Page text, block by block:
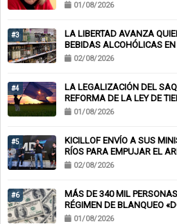
01/08/2026
#3
LA LIBERTAD AVANZA
BEBIDAS ALCOHÓLICAS
02/08/2026
#4
LA LEGALIZACIÓN DEL
REFORMA DE LA LEY DE
01/08/2026
#5
KICILLOF ENVÍO A SUS
RÍOS PARA EMPUJAR EL
02/08/2026
#6
MÁS DE 340 MIL
RÉGIMEN DE BLANQUEO
01/08/2026